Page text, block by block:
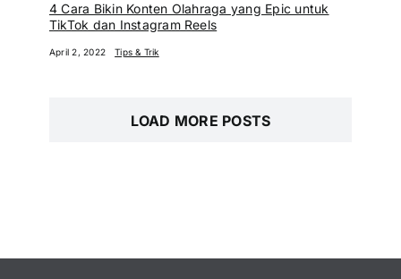
4 Cara Bikin Konten Olahraga yang Epic untuk
TikTok dan Instagram Reels
April 2, 2022 Tips & Trik
LOAD MORE POSTS